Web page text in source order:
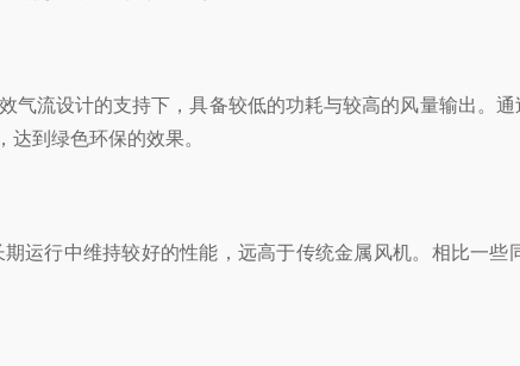
设计的支持下，具备较低的功耗与较高的风量输出。
到绿色环保的效果。
行中维持较好的性能，远高于传统金属风机。相比一些